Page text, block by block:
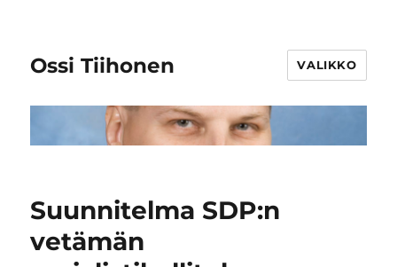
Ossi Tiihonen VALIKKO
Suunnitelma SDP:n
vetämän